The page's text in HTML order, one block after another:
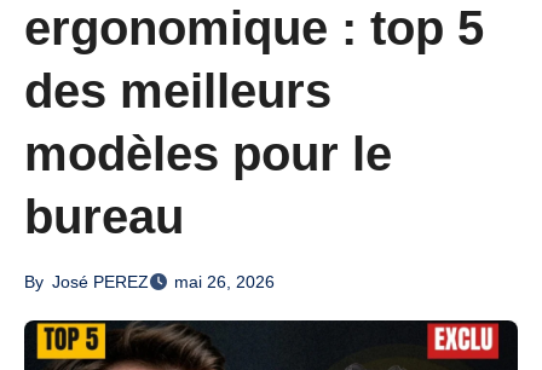
ergonomique : top 5
des meilleurs
modèles pour le
bureau
By José PEREZ mai 26, 2026